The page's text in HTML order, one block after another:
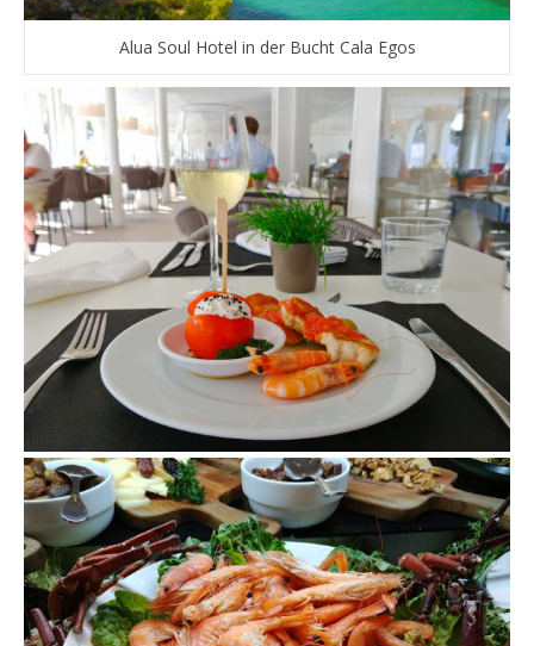
Alua Soul Hotel in der Bucht Cala Egos